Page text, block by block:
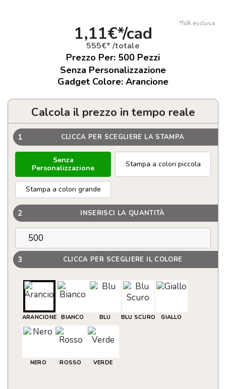
*IVA esclusa
1,11€*/cad
555€* /totale
Prezzo Per: 500 Pezzi
Senza Personalizzazione
Gadget Colore: Arancione
Calcola il prezzo in tempo reale
1 CLICCA PER SCEGLIERE LA STAMPA
Senza
Personalizzazione
Stampa a colori piccola
Stampa a colori grande
2 INSERISCI LA QUANTITÀ
3 CLICCA PER SCEGLIERE IL COLORE
ARANCIONE BIANCO BLU BLU SCURO GIALLO
NERO ROSSO VERDE